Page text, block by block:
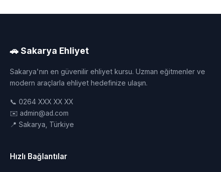
🚗 Sakarya Ehliyet
Sakarya'nın en güvenilir ehliyet kursu. Uzman eğitmenler ve
modern araçlarla ehliyet hedefinize ulaşın.
📞 0264 XXX XX XX
✉️ admin@ad.com
📍 Sakarya, Türkiye
Hızlı Bağlantılar